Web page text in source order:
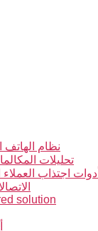
نظام الهاتف
تحليلات
أدوات اجتذاب العملاء
solution